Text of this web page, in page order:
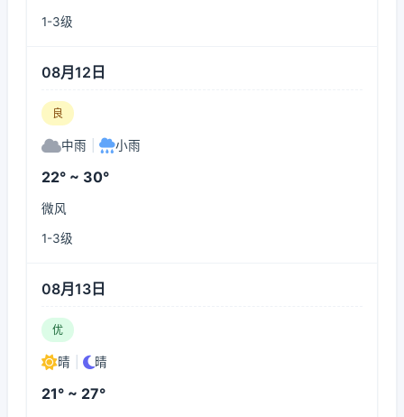
1-3级
08月12日
良
中雨 小雨
22° ~ 30°
微风
1-3级
08月13日
优
晴 晴
21° ~ 27°